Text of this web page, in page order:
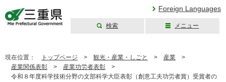
Foreign Languages
検索 メニュー
現在位置： トップページ > 観光・産業・しごと > 産業 >
産業関係表彰 > 産業功労者表彰 >
令和８年度科学技術分野の文部科学大臣表彰（創意工夫功労者賞）受賞者の